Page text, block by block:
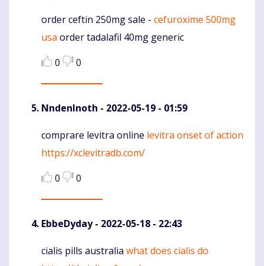
Komentaras
order ceftin 250mg sale - cefuroxime 500mg
usa order tadalafil 40mg generic
0
0
NndenInoth - 2022-05-19 - 01:59
Komentaras
comprare levitra online levitra onset of action
https://xclevitradb.com/
0
0
EbbeDyday- 2022-05-18 - 22:43
Komentaras
cialis pills australia what does cialis do